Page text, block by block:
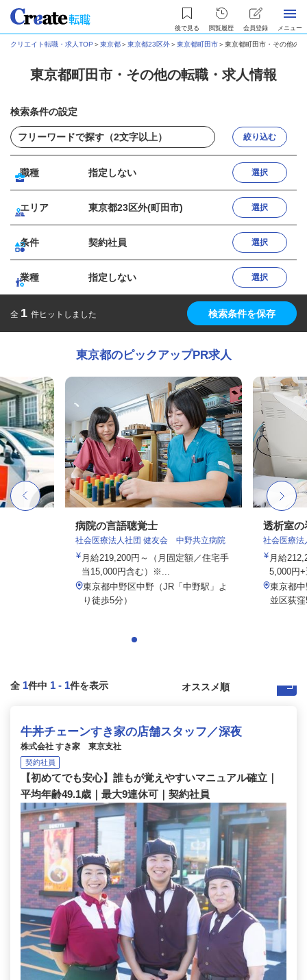
後で見る 閲覧履歴 会員登録 メニュー
クリエイト転職・求人TOP ＞東京都＞東京都23区外＞東京都町田市＞東京都町田市・その他の
東京都町田市・その他の転職・求人情報
検索条件の設定
絞り込む
職種 指定しない 選択
エリア 東京都23区外(町田市) 選択
条件 契約社員 選択
業種 指定しない 選択
全 1 件ヒットしました 検索条件を保存
東京都のピックアップPR求人
病院の言語聴覚士
社会医療法人社団 健友会 中野共立病院
月給219,200円～（月固定額／住宅手
当15,000円含む）※...
東京都中野区中野（JR「中野駅」よ
り徒歩5分）
透析室の
社会医療
月給
5,000円
東京都
並区荻
全 1件中 1 - 1件を表示
牛丼チェーンすき家の店舗スタッフ／深夜
株式会社 すき家 東京支社
契約社員
【初めてでも安心】誰もが覚えやすいマニュアル確立｜
平均年齢49.1歳｜最大9連休可｜契約社員